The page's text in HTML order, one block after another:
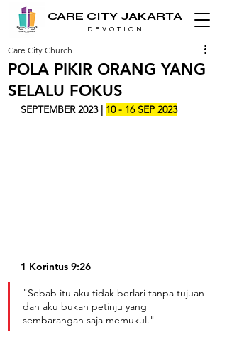
CARE CITY JAKARTA
D E V O T I O N
POLA PIKIR ORANG YANG
SELALU FOKUS
Care City Church
SEPTEMBER 2023 | 10 - 16 SEP 2023
1 Korintus 9:26
"Sebab itu aku tidak berlari tanpa tujuan
dan aku bukan petinju yang
sembarangan saja memukul."